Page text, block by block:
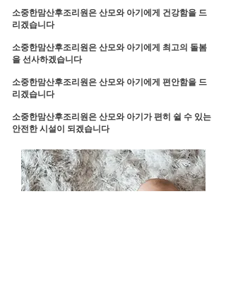
소중한맘산후조리원은 산모와 아기에게 건강함을 드
리겠습니다
​소중한맘산후조리원은 산모와 아기에게 최고의 돌봄
을 선사하겠습니다
소중한맘산후조리원은 산모와 아기에게 편안함을 드
리겠습니다
​소중한맘산후조리원은 산모와 아기가 편히 쉴 수 있는
안전한 시설이 되겠습니다